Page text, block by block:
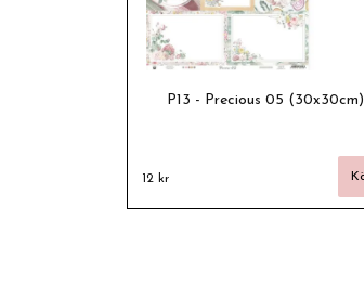
P13 - Precious 05 (30x30cm)
12 kr